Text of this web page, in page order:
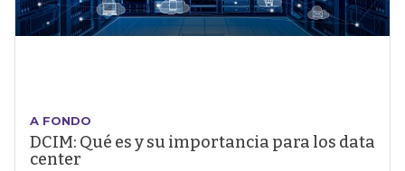
A FONDO
DCIM: Qué es y su importancia para los data
center